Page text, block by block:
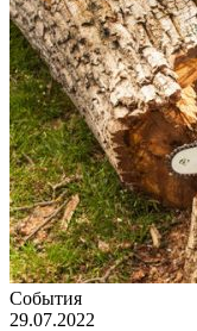
События
29.07.2022